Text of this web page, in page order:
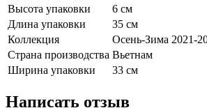
Высота упаковки
6 см
Длина упаковки
35 см
Коллекция
Осень-Зима 2021-
Страна производства Вьетнам
Ширина упаковки
33 см
Написать отзыв